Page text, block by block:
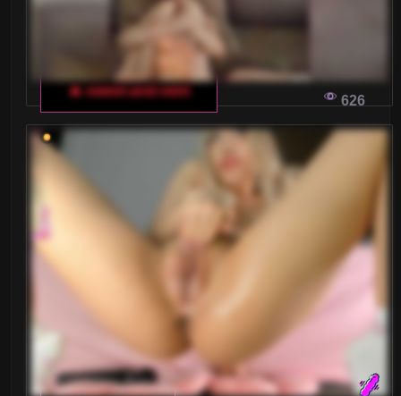
🔥 sweet-and-mint
626